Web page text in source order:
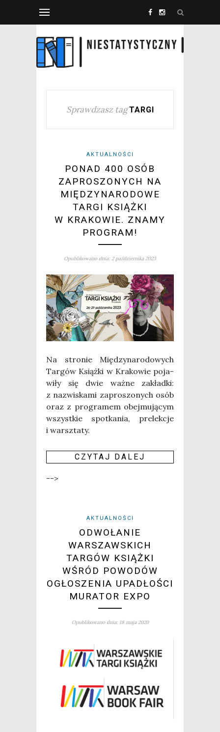
Sprawdzasz tag TARGI
AKTUALNOŚCI
PONAD 400 OSÓB
ZAPROSZONYCH NA
MIĘDZYNARODOWE
TARGI KSIĄŻKI
W KRAKOWIE. ZNAMY
PROGRAM!
Opublikowano dnia: 2 października 2023
Na stro­nie Mię­dzy­na­ro­do­wych
Tar­gów Książ­ki w Kra­ko­wie poja­
wi­ły się dwie waż­ne zakład­ki:
z nazwi­ska­mi zapro­szo­nych osób
oraz z pro­gra­mem obej­mu­ją­cym
wszyst­kie spo­tka­nia, pre­lek­cje
i warsz­ta­ty.
CZY­TAJ DALEJ
-->
AKTUALNOŚCI
ODWOŁANIE
WARSZAWSKICH
TARGÓW KSIĄŻKI
WŚRÓD POWODÓW
OGŁOSZENIA UPADŁOŚCI
MURATOR EXPO
Opublikowano dnia: 18 maja 2020